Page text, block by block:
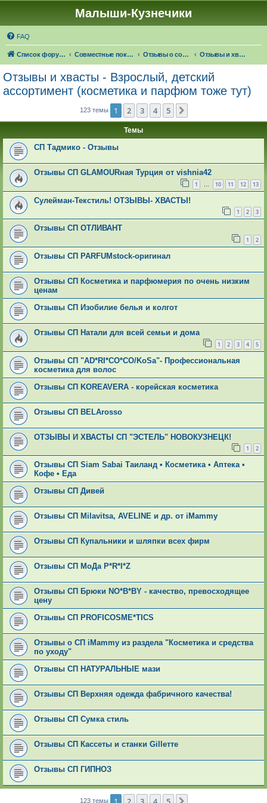
Малыши-Кузнечики
FAQ
Список форумов Совместные покупки "Малыши-Кузнечики" Отзывы о совместных покупках Отзывы и хвасты - Взрослый, детский ассортимент (косметика и парфюм тоже тут)
Отзывы и хвасты - Взрослый, детский
ассортимент (косметика и парфюм тоже тут)
123 темы 1 2 3 4 5
Темы
СП Тадмико - Отзывы
Отзывы СП GLAMOURная Турция от vishnia42
1 … 10 11 12 13
Сулейман-Текстиль! ОТЗЫВЫ- ХВАСТЫ!
1 2 3
Отзывы СП ОТЛИВАНТ
1 2
Отзывы СП PARFUMstock-оригинал
Отзывы СП Косметика и парфюмерия по очень низким
ценам
Отзывы СП Изобилие белья и колгот
Отзывы СП Натали для всей семьи и дома
1 2 3 4 5
Отзывы СП "AD*RI*CO*CO/KoSa"- Профессиональная
косметика для волос
Отзывы СП KOREAVERA - корейская косметика
Отзывы СП ВЕLАrosso
ОТЗЫВЫ И ХВАСТЫ СП "ЭСТЕЛЬ" НОВОКУЗНЕЦК!
1 2
Отзывы СП Siam Sabai Таиланд • Косметика • Аптека •
Кофе • Еда
Отзывы СП Дивей
Отзывы СП Мilavitsа, AVELINE и др. от iMammy
Отзывы СП Купальники и шляпки всех фирм
Отзывы СП МоДа Р*R*I*Z
Отзывы СП Брюки NO*В*ВY - качество, превосходящее
цену
Отзывы СП PROFICOSME*TICS
Отзывы о СП iMammy из раздела "Косметика и средства
по уходу"
Отзывы СП НАТУРАЛЬНЫЕ мази
Отзывы СП Верхняя одежда фабричного качества!
Отзывы СП Сумка стиль
Отзывы СП Кассеты и станки Gilleттe
Отзывы СП ГИПНОЗ
123 темы